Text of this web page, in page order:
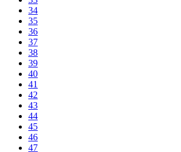
34
35
36
37
38
39
40
41
42
43
44
45
46
47